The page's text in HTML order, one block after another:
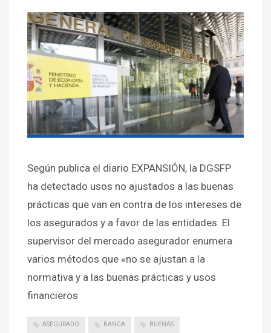
Según publica el diario EXPANSIÓN, la DGSFP
ha detectado usos no ajustados a las buenas
prácticas que van en contra de los intereses de
los asegurados y a favor de las entidades. El
supervisor del mercado asegurador enumera
varios métodos que «no se ajustan a la
normativa y a las buenas prácticas y usos
financieros
ASEGURADO BANCA BUENAS